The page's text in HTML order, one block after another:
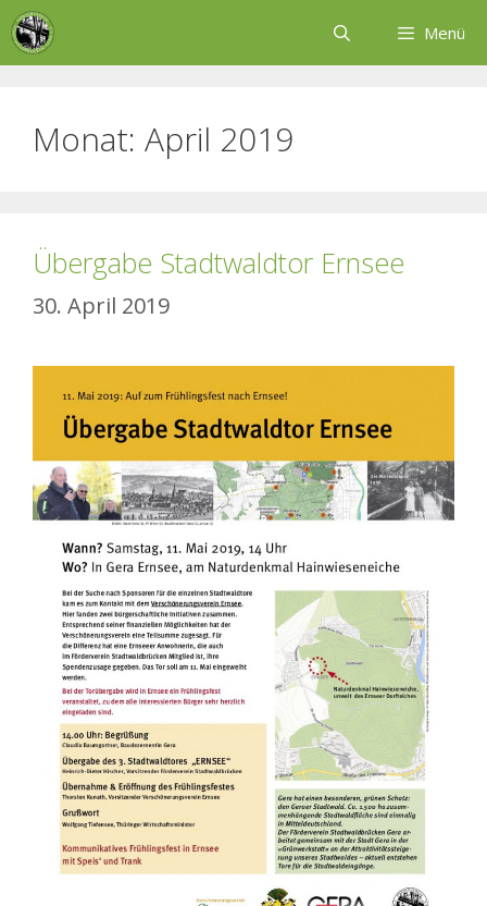
Zum
Inhalt
Menü
Monat: April 2019
Übergabe Stadtwaldtor Ernsee
30. April 2019